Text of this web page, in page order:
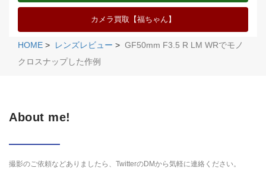
カメラ買取【福ちゃん】
HOME > レンズレビュー > GF50mm F3.5 R LM WRでモノ
クロスナップした作例
About me!
撮影のご依頼などありましたら、TwitterのDMから気軽に連絡ください。